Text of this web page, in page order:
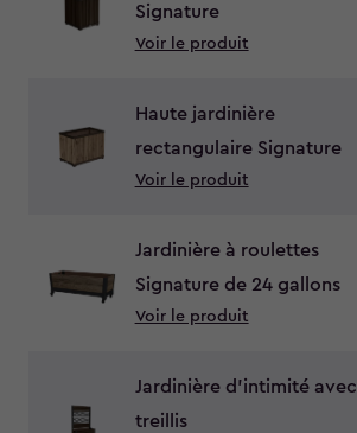
Signature
Voir le produit
Haute jardinière
rectangulaire Signature
Voir le produit
Jardinière à roulettes
Signature de 24 gallons
Voir le produit
Jardinière d’intimité avec
treillis